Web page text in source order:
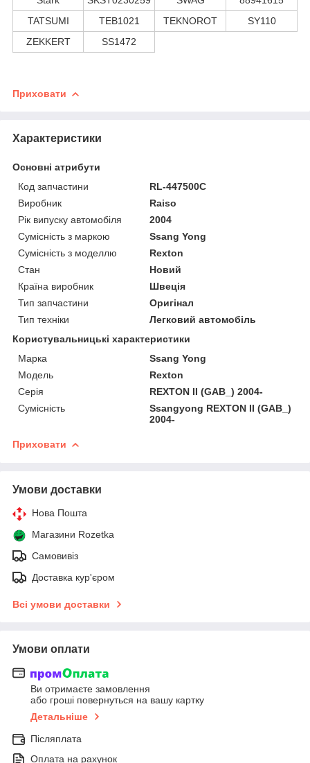
TATSUMI
TEB1021 TEKNOROT
SY110
ZEKKERT
SS1472
Приховати
Характеристики
Основні атрибути
Код запчастини
RL-447500C
Виробник
Raiso
Рік випуску автомобіля
2004
Сумісність з маркою
Ssang Yong
Сумісність з моделлю
Rexton
Стан
Новий
Країна виробник
Швеція
Тип запчастини
Оригінал
Тип техніки
Легковий автомобіль
Користувальницькі характеристики
Марка
Ssang Yong
Мoдель
Rexton
Серія
REXTON II (GAB_) 2004-
Сумісність
Ssangyong REXTON II (GAB_)
2004-
Приховати
Умови доставки
Нова Пошта
Магазини Rozetka
Самовивіз
Доставка кур'єром
Всі умови доставки
Умови оплати
Ви отримаєте замовлення
або гроші повернуться на вашу картку
Детальніше
Післяплата
Оплата на рахунок